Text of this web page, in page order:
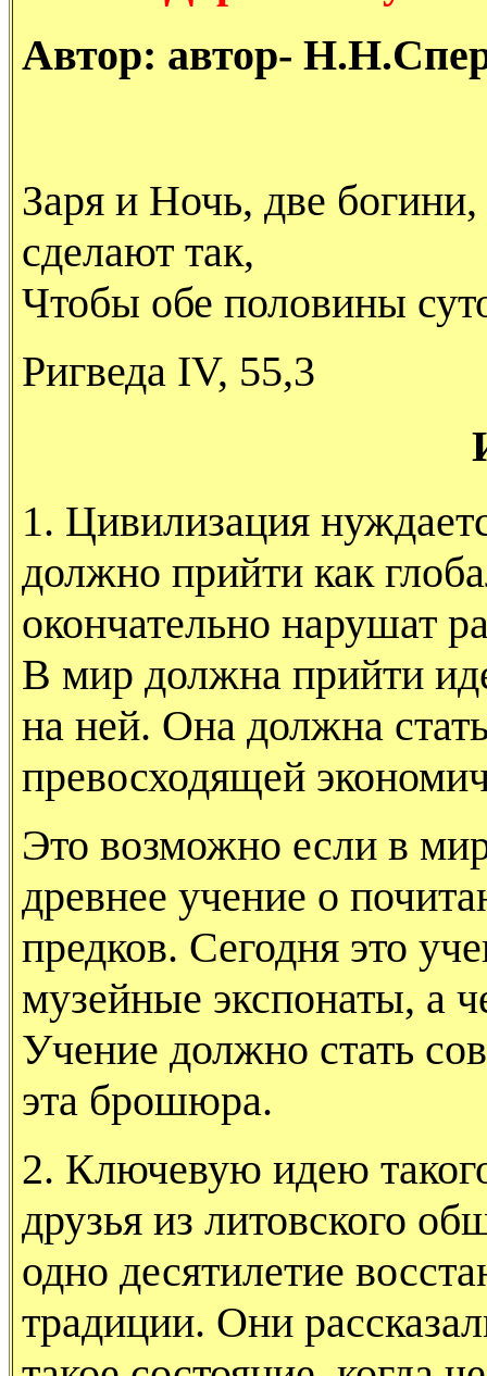
Автор: автор-
Заря и Ночь, две
сделают так,
Чтобы обе половины
Ригведа IV, 55,3
1. Цивилизация
должно прийти как
окончательно нарушат
В мир должна прийти
на ней. Она должна
превосходящей
Это возможно если в
древнее учение о
предков. Сегодня это
музейные экспонаты, а
Учение должно стать
эта брошюра.
2. Ключевую идею
друзья из литовс­кого
одно десятилетие
традиции. Они